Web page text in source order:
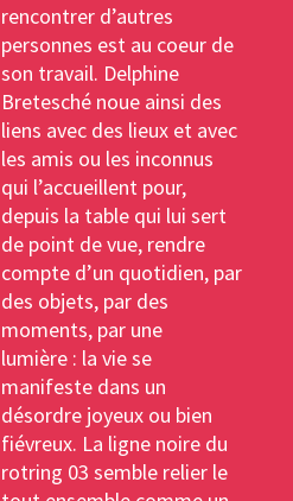
rencontrer d’autres
personnes est au coeur de
son travail. Delphine
Bretesché noue ainsi des
liens avec des lieux et avec
les amis ou les inconnus
qui l’accueillent pour,
depuis la table qui lui sert
de point de vue, rendre
compte d’un quotidien, par
des objets, par des
moments, par une
lumière : la vie se
manifeste dans un
désordre joyeux ou bien
fiévreux. La ligne noire du
rotring 03 semble relier le